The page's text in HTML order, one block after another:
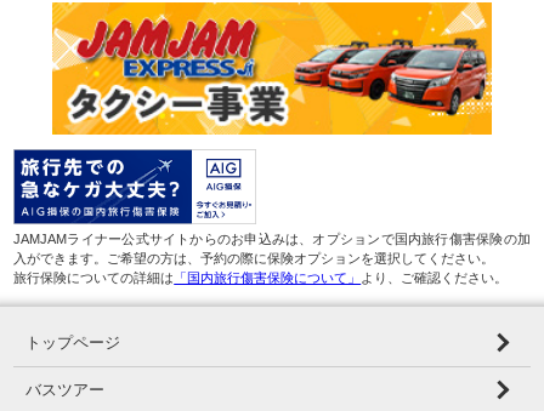
JAMJAMライナー公式サイトからのお申込みは、オプションで国内旅行傷害保険の加
入ができます。ご希望の方は、予約の際に保険オプションを選択してください。
旅行保険についての詳細は 「国内旅行傷害保険について」 より、ご確認ください。
トップページ
バスツアー